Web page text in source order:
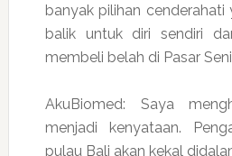
banyak pilihan
balik untuk diri sendiri
membeli belah di Pasar
AkuBiomed: Saya
menjadi kenyataan.
pulau Bali akan kekal